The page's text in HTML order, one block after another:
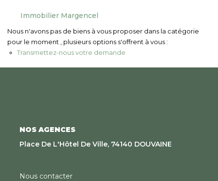
Notre Équipe
Nous Rejoindre
Immobilier Margencel
Nous n'avons pas de biens à vous proposer dans la catégorie
pour le moment , plusieurs options s'offrent à vous :
Transmettez-nous votre demande
NOS AGENCES
Place De L'Hôtel De Ville, 74140 DOUVAINE
Nous contacter